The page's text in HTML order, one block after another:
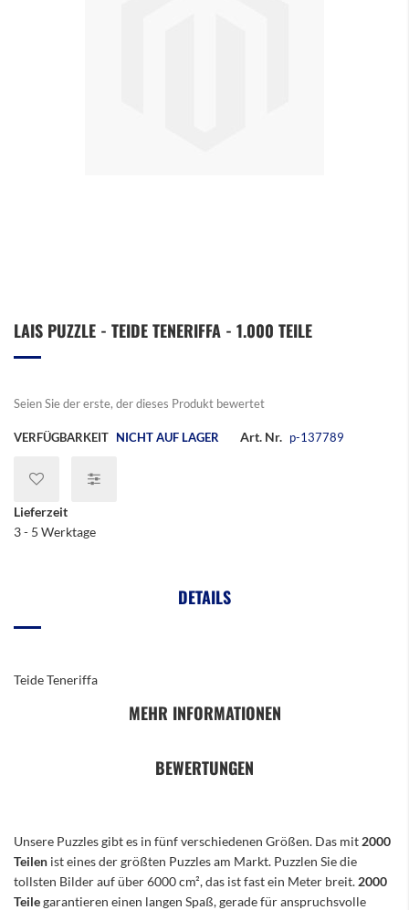
Anfang
LAIS PUZZLE - TEIDE TENERIFFA - 1.000 TEILE
Seien Sie der erste, der dieses Produkt bewertet
VERFÜGBARKEIT NICHT AUF LAGER Art. Nr. p-137789
Lieferzeit
3 - 5 Werktage
DETAILS
Teide Teneriffa
MEHR INFORMATIONEN
BEWERTUNGEN
Unsere Puzzles gibt es in fünf verschiedenen Größen. Das mit 2000
Teilen ist eines der größten Puzzles am Markt. Puzzlen Sie die
tollsten Bilder auf über 6000 cm², das ist fast ein Meter breit. 2000
Teilegarantieren einen langen Spaß, gerade für anspruchsvolle